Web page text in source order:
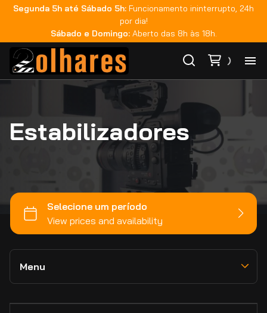
Segunda 5h até Sábado 5h: Funcionamento ininterrupto, 24h
por dia!
Sábado e Domingo: Aberto das 8h às 18h.
Estabilizadores
Menu
Bateria e Acessórios
Estabilizadores
Teradek
Fujinon
Zeiss
Rokinon
DJI
Sandisk
Metabones
Viltrox
Zhiyun
RED